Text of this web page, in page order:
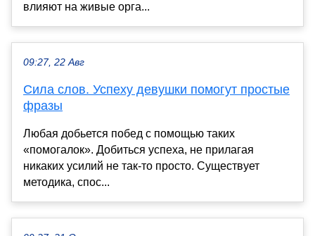
влияют на живые орга...
09:27, 22 Авг
Сила слов. Успеху девушки помогут простые
фразы
Любая добьется побед с помощью таких
«помогалок». Добиться успеха, не прилагая
никаких усилий не так-то просто. Существует
методика, спос...